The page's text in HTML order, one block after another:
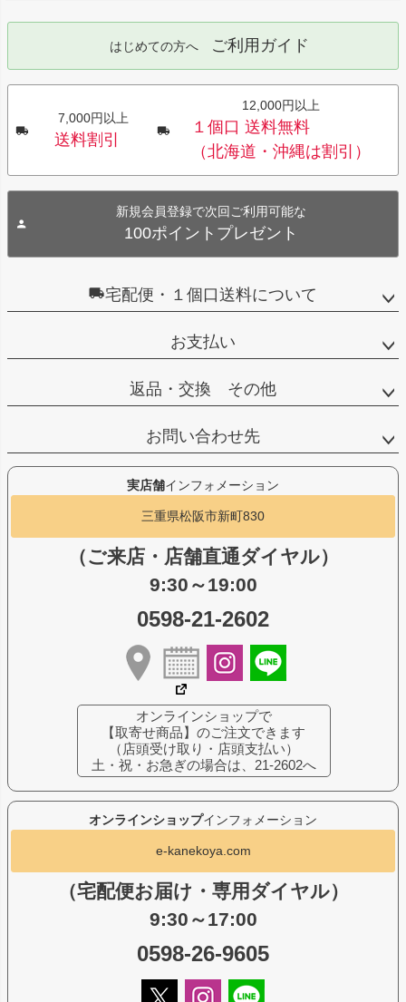
はじめての方へ ご利用ガイド
7,000円以上
送料割引
12,000円以上
１個口 送料無料
（北海道・沖縄は割引）
新規会員登録で次回ご利用可能な
100ポイントプレゼント
宅配便・１個口送料について
お支払い
返品・交換 その他
お問い合わせ先
オンラインショップインフォメーション
e-kanekoya.com
（宅配便お届け・専用ダイヤル）
9:30～17:00
0598-26-9605
実店舗インフォメーション
三重県松阪市新町830
（ご来店・店舗直通ダイヤル）
9:30～19:00
0598-21-2602
オンラインショップで
【取寄せ商品】のご注文できます
（店頭受け取り・店頭支払い）
土・祝・お急ぎの場合は、21-2602へ